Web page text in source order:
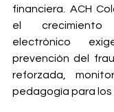
financiera. ACH
el
electrónico
prevención del
reforzada,
pedagogía para los